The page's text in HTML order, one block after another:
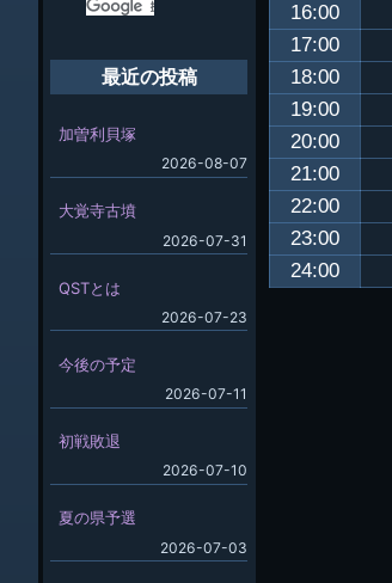
16:00
17:00
18:00
19:00
20:00
21:00
22:00
23:00
24:00
最近の投稿
加曽利貝塚
2026-08-07
大覚寺古墳
2026-07-31
QSTとは
2026-07-23
今後の予定
2026-07-11
初戦敗退
2026-07-10
夏の県予選
2026-07-03